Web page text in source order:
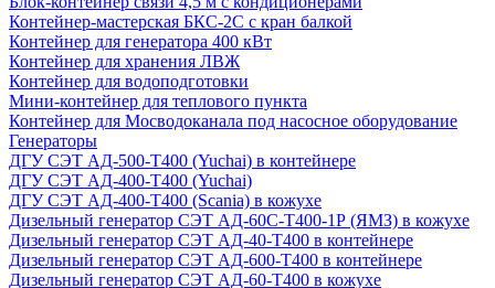
Контейнер-мастерская БКС-2С с кран балкой
Контейнер для генератора 400 кВт
Контейнер для хранения ЛВЖ
Контейнер для водоподготовки
Мини-контейнер для теплового пункта
Контейнер для Мосводоканала под насосное оборудование
Генераторы
ДГУ СЭТ АД-500-Т400 (Yuchai) в контейнере
ДГУ СЭТ АД-400-Т400 (Yuchai)
ДГУ СЭТ АД-400-Т400 (Scania) в кожухе
Дизельный генератор СЭТ АД-60С-Т400-1Р (ЯМЗ) в кожухе
Дизельный генератор СЭТ АД-40-Т400 в контейнере
Дизельный генератор СЭТ АД-600-Т400 в контейнере
Дизельный генератор СЭТ АД-60-Т400 в кожухе